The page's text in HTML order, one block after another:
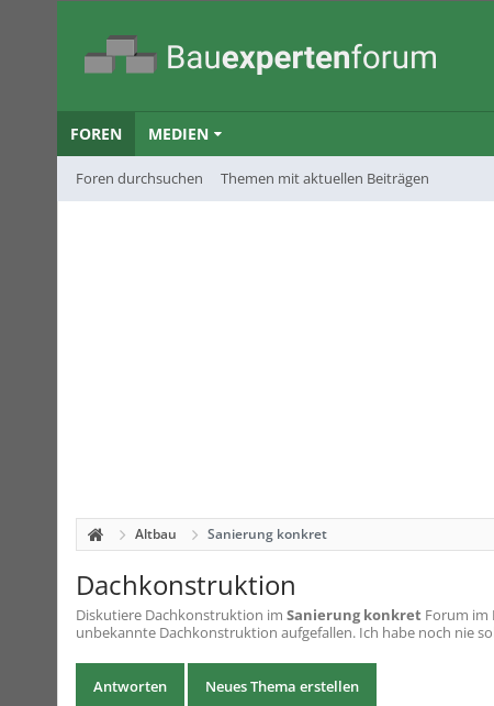
FOREN
Foren durchsuchen Themen mit aktuellen Beiträgen
MEDIEN
Altbau Sanierung konkret
Dachkonstruktion
Diskutiere Dachkonstruktion im Sanierung konkret Forum im
unbekannte Dachkonstruktion aufgefallen. Ich habe noch nie
Antworten Neues Thema erstellen